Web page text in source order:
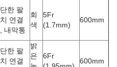
한 팔
연결
내막통
회
색
5Fr
(1.7mm)
600mm
한 팔
연결
밝
은
6Fr
600mm